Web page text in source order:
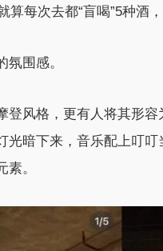
算每次去都“盲喝”5种酒
围感。
风格，更有人将其形容
光暗下来，音乐配上叮
。